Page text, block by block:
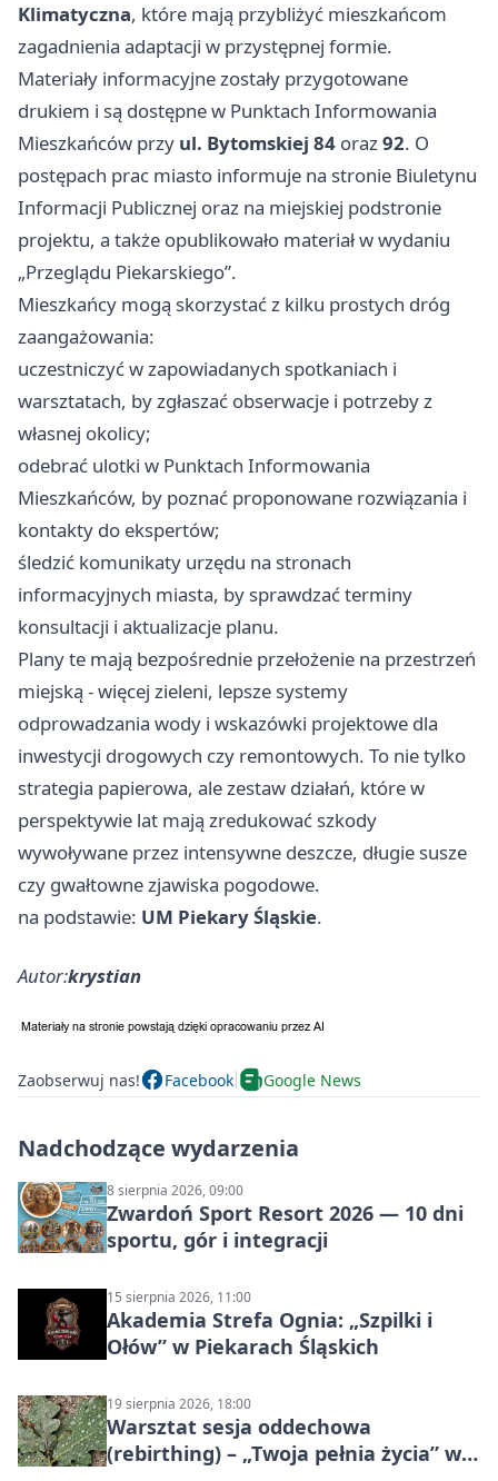
Klimatyczna, które mają przybliżyć mieszkańcom
zagadnienia adaptacji w przystępnej formie.
Materiały informacyjne zostały przygotowane
drukiem i są dostępne w Punktach Informowania
Mieszkańców przy ul. Bytomskiej 84 oraz92. O
postępach prac miasto informuje na stronie Biuletynu
Informacji Publicznej oraz na miejskiej podstronie
projektu, a także opublikowało materiał w wydaniu
„Przeglądu Piekarskiego”.
Mieszkańcy mogą skorzystać z kilku prostych dróg
zaangażowania:
uczestniczyć w zapowiadanych spotkaniach i
warsztatach, by zgłaszać obserwacje i potrzeby z
własnej okolicy;
odebrać ulotki w Punktach Informowania
Mieszkańców, by poznać proponowane rozwiązania i
kontakty do ekspertów;
śledzić komunikaty urzędu na stronach
informacyjnych miasta, by sprawdzać terminy
konsultacji i aktualizacje planu.
Plany te mają bezpośrednie przełożenie na przestrzeń
miejską - więcej zieleni, lepsze systemy
odprowadzania wody i wskazówki projektowe dla
inwestycji drogowych czy remontowych. To nie tylko
strategia papierowa, ale zestaw działań, które w
perspektywie lat mają zredukować szkody
wywoływane przez intensywne deszcze, długie susze
czy gwałtowne zjawiska pogodowe.
na podstawie: UM Piekary Śląskie.
Autor:krystian
Zaobserwuj nas! Facebook Google News
Nadchodzące wydarzenia
8 sierpnia 2026, 09:00
Zwardoń Sport Resort 2026 — 10 dni
sportu, gór i integracji
15 sierpnia 2026, 11:00
Akademia Strefa Ognia: „Szpilki i
Ołów” w Piekarach Śląskich
19 sierpnia 2026, 18:00
Warsztat sesja oddechowa
(rebirthing) – „Twoja pełnia życia” w